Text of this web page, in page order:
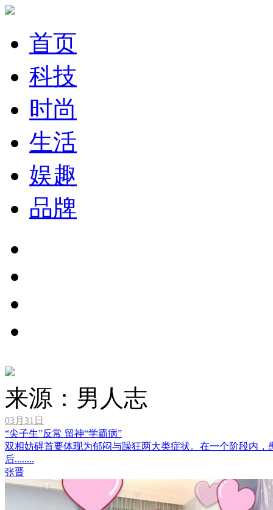
首页
科技
时尚
生活
娱趣
品牌
来源：男人志
03月31日
“尖子生”反常 留神“学霸病”
双相妨碍首要体现为郁闷与躁狂两大类症状。在一个阶段内
后........
张晋